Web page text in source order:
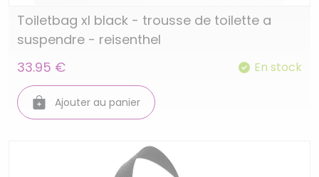
Toiletbag xl black - trousse de toilette a
suspendre - reisenthel
33.95 €
En stock
Ajouter au panier